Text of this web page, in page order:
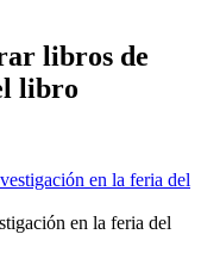
libros de
libro
en la feria del